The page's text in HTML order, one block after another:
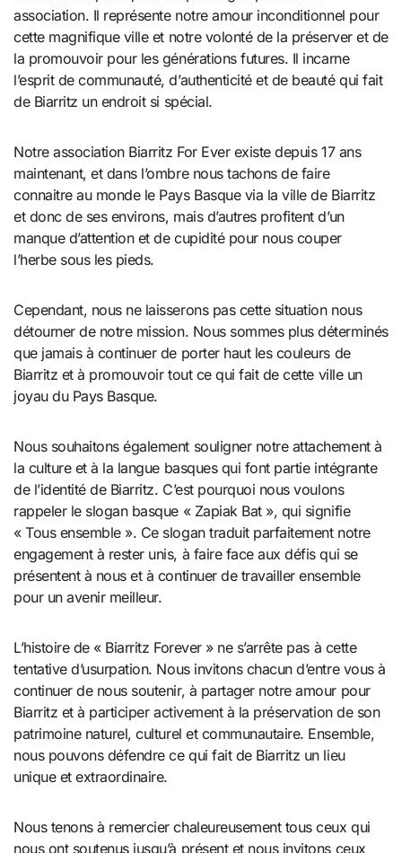
association. Il représente notre amour inconditionnel pour
cette magnifique ville et notre volonté de la préserver et de
la promouvoir pour les générations futures. Il incarne
l’esprit de communauté, d’authenticité et de beauté qui fait
de Biarritz un endroit si spécial.
Notre association Biarritz For Ever existe depuis 17 ans
maintenant, et dans l’ombre nous tachons de faire
connaitre au monde le Pays Basque via la ville de Biarritz
et donc de ses environs, mais d’autres profitent d’un
manque d’attention et de cupidité pour nous couper
l’herbe sous les pieds.
Cependant, nous ne laisserons pas cette situation nous
détourner de notre mission. Nous sommes plus déterminés
que jamais à continuer de porter haut les couleurs de
Biarritz et à promouvoir tout ce qui fait de cette ville un
joyau du Pays Basque.
Nous souhaitons également souligner notre attachement à
la culture et à la langue basques qui font partie intégrante
de l’identité de Biarritz. C’est pourquoi nous voulons
rappeler le slogan basque « Zapiak Bat », qui signifie
« Tous ensemble ». Ce slogan traduit parfaitement notre
engagement à rester unis, à faire face aux défis qui se
présentent à nous et à continuer de travailler ensemble
pour un avenir meilleur.
L’histoire de « Biarritz Forever » ne s’arrête pas à cette
tentative d’usurpation. Nous invitons chacun d’entre vous à
continuer de nous soutenir, à partager notre amour pour
Biarritz et à participer activement à la préservation de son
patrimoine naturel, culturel et communautaire. Ensemble,
nous pouvons défendre ce qui fait de Biarritz un lieu
unique et extraordinaire.
Nous tenons à remercier chaleureusement tous ceux qui
nous ont soutenus jusqu’à présent et nous invitons ceux